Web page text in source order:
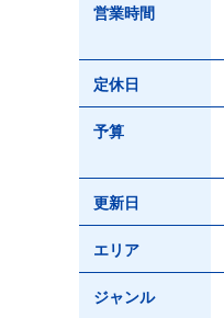
営業時間
定休日
予算
更新日
エリア
ジャンル